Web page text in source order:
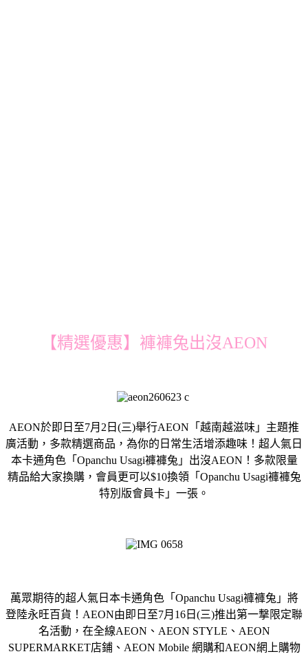
【精選優惠】褲褲兔出沒AEON
AEON於即日至7月2日(三)舉行AEON「越南越滋味」主題推
廣活動，多款精選商品，為你的日常生活增添趣味！超人氣日
本卡通角色「Opanchu Usagi褲褲兔」出沒AEON！多款限量
精品給大家換購，會員更可以$10換領「Opanchu Usagi褲褲兔
特別版會員卡」一張。
萬眾期待的超人氣日本卡通角色「Opanchu Usagi褲褲兔」將
登陸永旺百貨！AEON由即日至7月16日(三)推出第一撃限定聯
名活動，在全線AEON、AEON STYLE、AEON
SUPERMARKET店鋪、AEON Mobile 網購和AEON網上購物